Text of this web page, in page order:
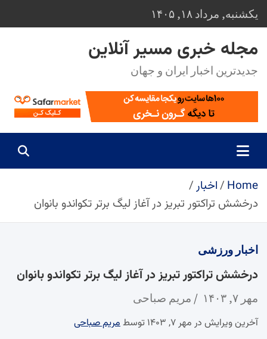
Skip
to
content
یکشنبه, مرداد ۱۸, ۱۴۰۵
مجله خبری مسیر آنلاین
جدیدترین اخبار ایران و جهان
Home
اخبار
درخشش تراکتور تبریز در آغاز لیگ برتر تکواندو بانوان
اخبار ورزشی
درخشش تراکتور تبریز در آغاز لیگ برتر تکواندو بانوان
مهر ۷, ۱۴۰۳ مریم صباحی
آخرین ویرایش در مهر ۷, ۱۴۰۳ توسط
مریم صباحی